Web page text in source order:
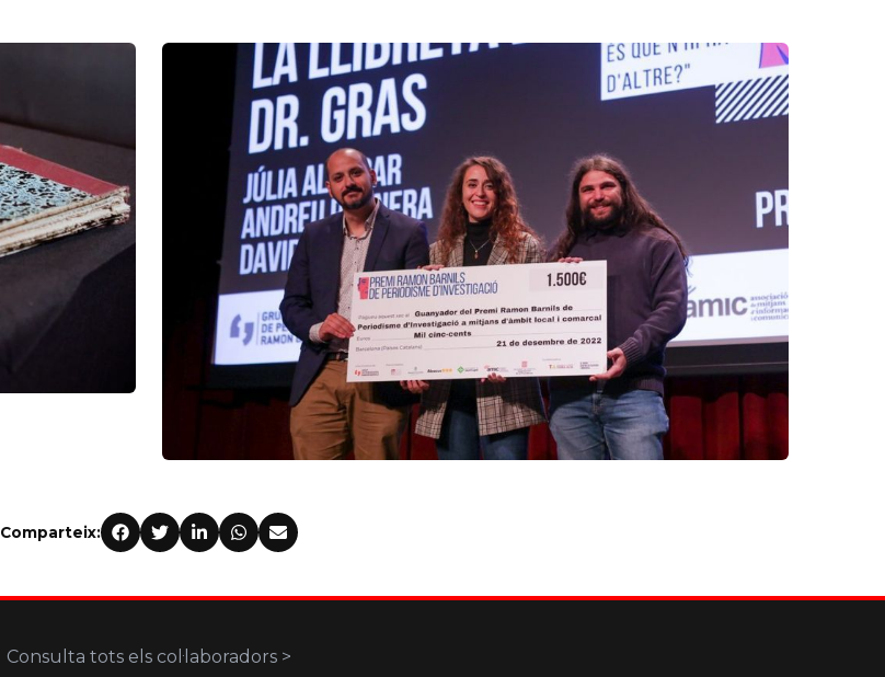
Comparteix:
Consulta tots els col·laboradors >